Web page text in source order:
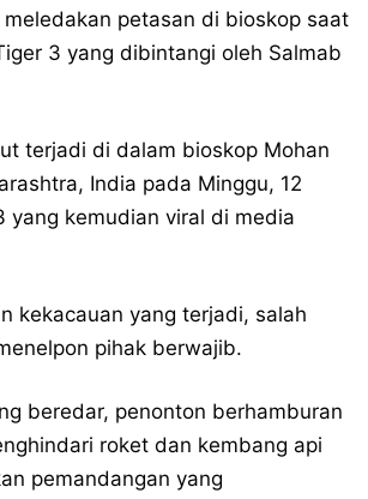
petasan di bioskop saat
3 yang dibintangi oleh Salmab
terjadi di dalam bioskop Mohan
India pada Minggu, 12
yang kemudian viral di media
kekacauan yang terjadi, salah
pihak berwajib.
beredar, penonton berhamburan
roket dan kembang api
pemandangan yang